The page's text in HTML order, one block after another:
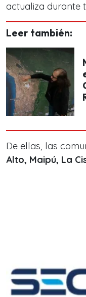
actualiza durante
Leer también:
De ellas, las
Alto, Maipú, La